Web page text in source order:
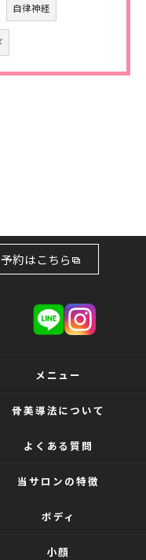
自律神経
約はこちら
メニュー
骨美導法について
よくある質問
当サロンの特徴
ボディ
小顔